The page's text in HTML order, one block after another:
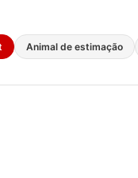
Animal de estimação